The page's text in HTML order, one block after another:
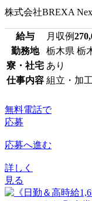
株式会社BREXA
給与 月収例
勤務地
栃木県 栃
寮・社宅 あり
仕事内容 組立・加
無料電話で
応募
応募へ進む
詳しく
見る